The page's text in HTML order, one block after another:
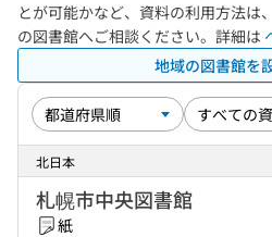
とが可能かなど、資料の利用方法は
の図書館へご相談ください。詳細は
地域の図書館を
北日本
札幌市中央図書館
紙